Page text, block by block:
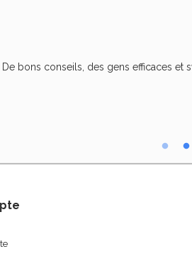
bons conseils, des gens efficaces et